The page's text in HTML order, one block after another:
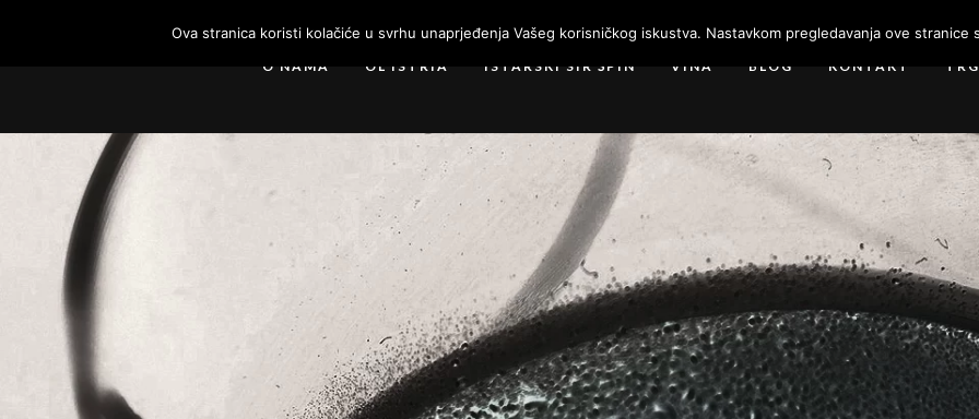
O NAMA OL ISTRIA ISTARSKI SIR ŠPIN VINA BLOG KONTAKT
Ova stranica koristi kolačiće u svrhu unaprjeđenja Vašeg korisničkog iskustva. Nastavkom pregledavanja ove stranice